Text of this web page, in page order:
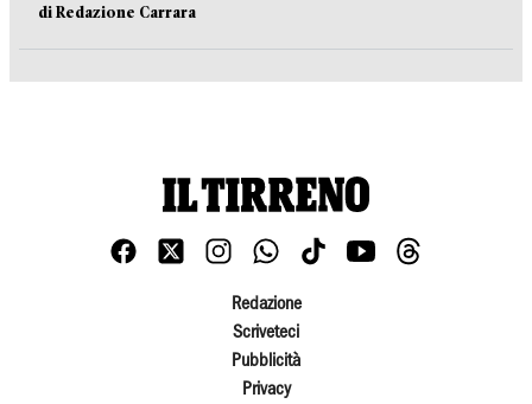
di Redazione Carrara
Redazione
Scriveteci
Pubblicità
Privacy